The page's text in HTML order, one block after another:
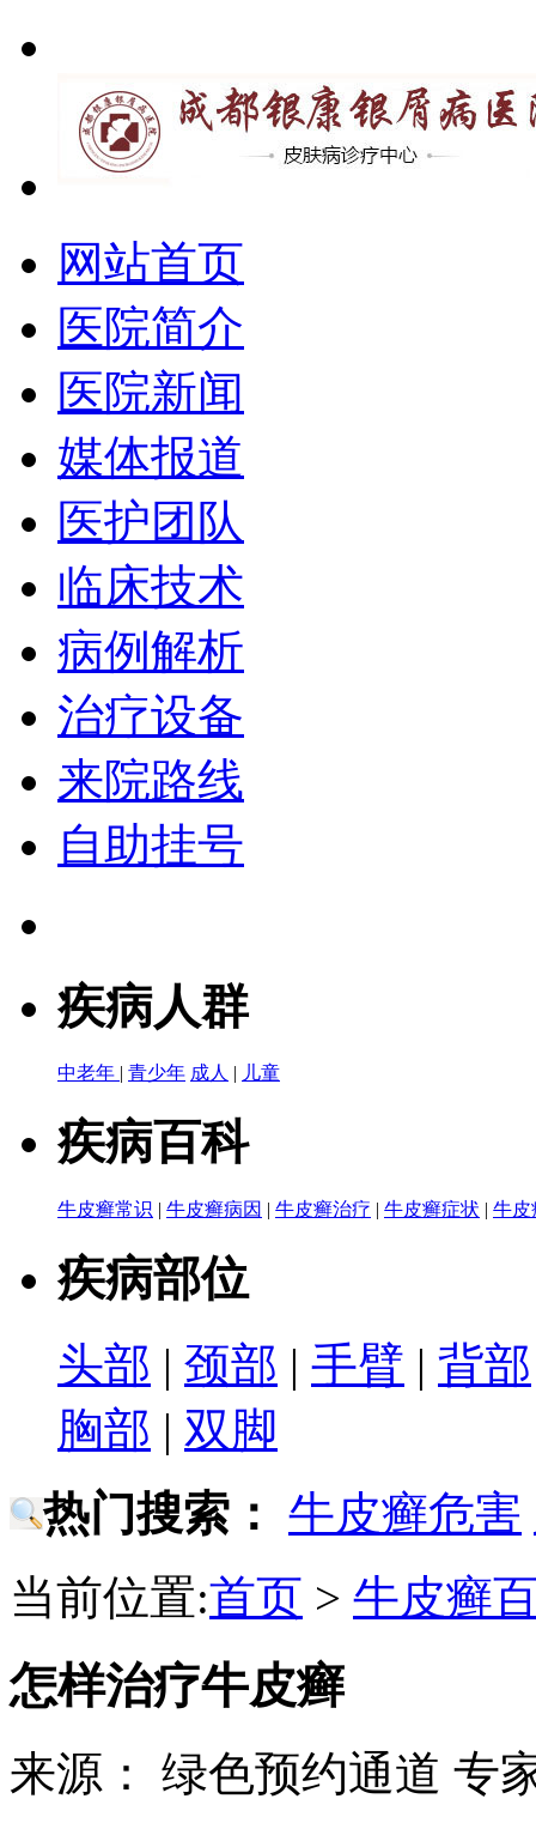
网站首页
医院简介
医院新闻
媒体报道
医护团队
临床技术
病例解析
治疗设备
来院路线
自助挂号
疾病人群
中老年 | 青少年 成人 | 儿童
疾病百科
牛皮癣常识 | 牛皮癣病因 | 牛皮癣治疗 | 牛皮癣症状 | 牛皮
疾病部位
头部 | 颈部 | 手臂 | 背部
胸部 | 双脚
热门搜索： 牛皮癣危害
当前位置:首页 > 牛皮癣
怎样治疗牛皮癣
来源： 绿色预约通道 专